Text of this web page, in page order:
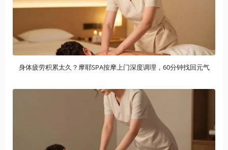
身体疲劳积累太久？摩耶SPA按摩上门深度调理，60分钟找回元气